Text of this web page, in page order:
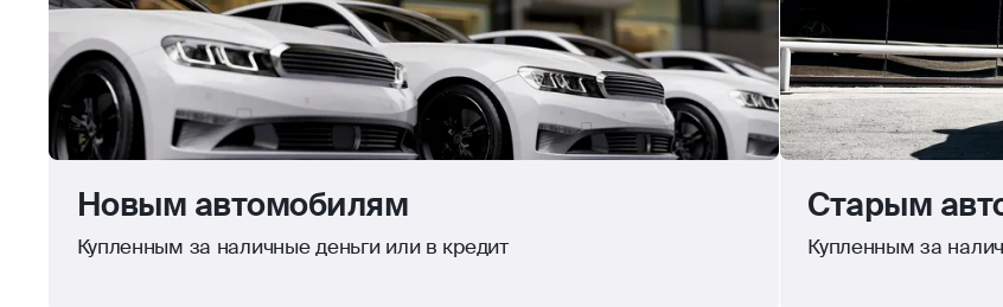
Новым автомобилям
Купленным за наличные деньги или в кредит
Старым
Купленным за